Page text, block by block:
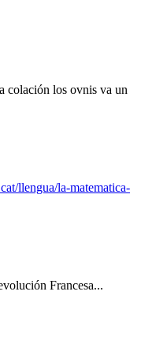
colación los ovnis va un
llengua/la-matematica-
Francesa...